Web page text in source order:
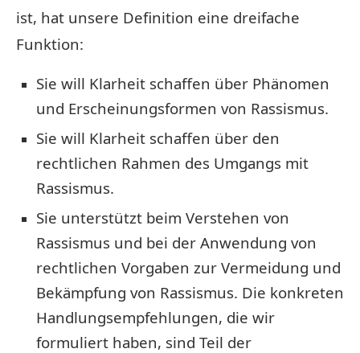
ist, hat unsere Definition eine dreifache
Funktion:
Sie will Klarheit schaffen über Phänomen
und Erscheinungsformen von Rassismus.
Sie will Klarheit schaffen über den
rechtlichen Rahmen des Umgangs mit
Rassismus.
Sie unterstützt beim Verstehen von
Rassismus und bei der Anwendung von
rechtlichen Vorgaben zur Vermeidung und
Bekämpfung von Rassismus. Die konkreten
Handlungsempfehlungen, die wir
formuliert haben, sind Teil der